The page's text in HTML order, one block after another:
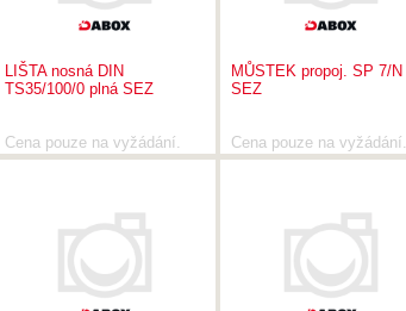
LIŠTA nosná DIN
TS35/100/0 plná SEZ
Cena pouze na vyžádání.
MŮSTEK propoj. SP 7/N
SEZ
Cena pouze na vyžádání.